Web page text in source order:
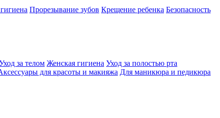
Прорезывание зубов Крещение ребенка Безопасность
за телом Женская гигиена Уход за полостью рта
для красоты и макияжа Для маникюра и педикюра